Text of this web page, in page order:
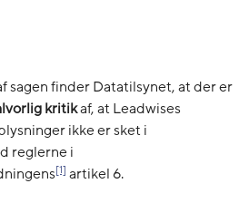
sagen finder Datatilsynet, at der er
kritikaf, at Leadwises
ikke er sket i
reglerne i
[1] artikel 6.